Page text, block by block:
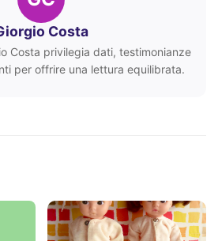
Costa
Costa privilegia dati, testimonianze
per offrire una lettura equilibrata.